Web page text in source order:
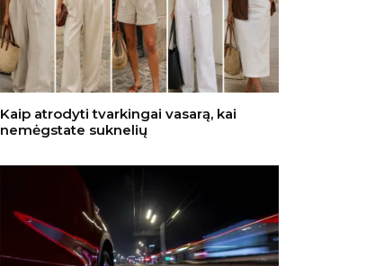
Kaip atrodyti tvarkingai vasarą, kai
nemėgstate suknelių